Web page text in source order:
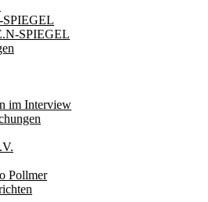
SPIEGEL
im Interview
Pollmer